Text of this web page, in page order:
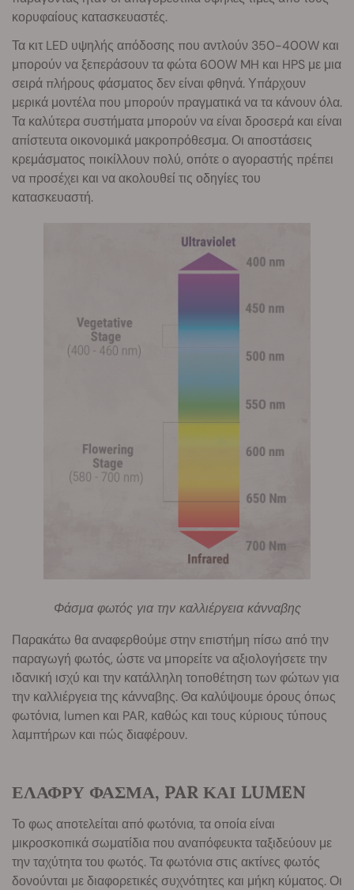
κορυφαίους κατασκευαστές.
Τα κιτ LED υψηλής απόδοσης που αντλούν 350-400W και
μπορούν να ξεπεράσουν τα φώτα 600W MH και HPS με μια
σειρά πλήρους φάσματος δεν είναι φθηνά. Υπάρχουν
μερικά μοντέλα που μπορούν πραγματικά να τα κάνουν όλα.
Τα καλύτερα συστήματα μπορούν να είναι δροσερά και είναι
απίστευτα οικονομικά μακροπρόθεσμα. Οι αποστάσεις
κρεμάσματος ποικίλλουν πολύ, οπότε ο αγοραστής πρέπει
να προσέχει και να ακολουθεί τις οδηγίες του
κατασκευαστή.
Φάσμα φωτός για την καλλιέργεια κάνναβης
Παρακάτω θα αναφερθούμε στην επιστήμη πίσω από την
παραγωγή φωτός, ώστε να μπορείτε να αξιολογήσετε την
ιδανική ισχύ και την κατάλληλη τοποθέτηση των φώτων για
την καλλιέργεια της κάνναβης. Θα καλύψουμε όρους όπως
φωτόνια, lumen και PAR, καθώς και τους κύριους τύπους
λαμπτήρων και πώς διαφέρουν.
ΕΛΑΦΡΥ ΦΑΣΜΑ, PAR ΚΑΙ LUMEN
Το φως αποτελείται από φωτόνια, τα οποία είναι
μικροσκοπικά σωματίδια που αναπόφευκτα ταξιδεύουν με
την ταχύτητα του φωτός. Τα φωτόνια στις ακτίνες φωτός
δονούνται με διαφορετικές συχνότητες και μήκη κύματος. Οι